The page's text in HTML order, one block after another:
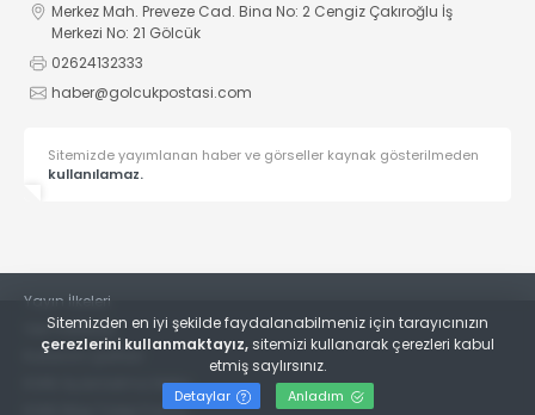
Merkez Mah. Preveze Cad. Bina No: 2 Cengiz Çakıroğlu İş
Merkezi No: 21 Gölcük
02624132333
haber@golcukpostasi.com
Sitemizde yayımlanan haber ve görseller kaynak gösterilmeden
kullanılamaz.
Yayın İlkeleri
Veri Politikası
Kullanım Şartları
KVKK Aydınlatma Metni
Sitemizden en iyi şekilde faydalanabilmeniz için tarayıcınızın
çerezlerini kullanmaktayız, sitemizi kullanarak çerezleri kabul
etmiş saylırsınız.
Detaylar Anladım